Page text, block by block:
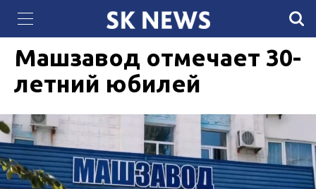
QazCloud расширил мощности дата-центра
для задач искусственного интеллекта
26 МАЯ 2026, 19:30 518
Машзавод отмечает 30-
летний юбилей